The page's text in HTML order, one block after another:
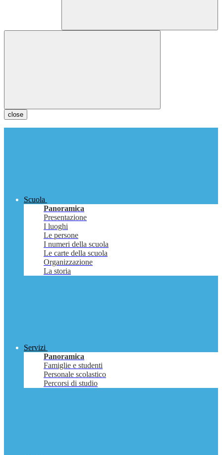
close
Scuola
Panoramica
Presentazione
I luoghi
Le persone
I numeri della scuola
Le carte della scuola
Organizzazione
La storia
Servizi
Panoramica
Famiglie e studenti
Personale scolastico
Percorsi di studio